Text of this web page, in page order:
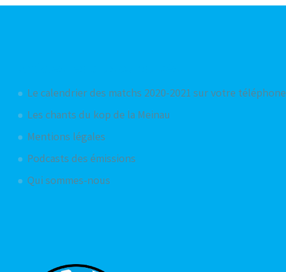
Le calendrier des matchs 2020-2021 sur votre téléphone
Les chants du kop de la Meinau
Mentions légales
Podcasts des émissions
Qui sommes-nous